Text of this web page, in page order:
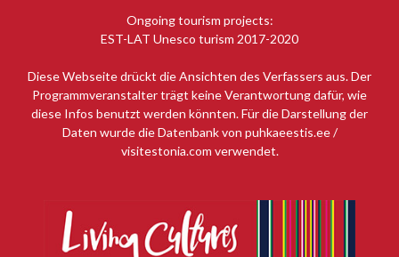
Ongoing tourism projects:
EST-LAT Unesco turism 2017-2020
Diese Webseite drückt die Ansichten des Verfassers aus. Der
Programmveranstalter trägt keine Verantwortung dafür, wie
diese Infos benutzt werden könnten. Für die Darstellung der
Daten wurde die Datenbank von puhkaeestis.ee /
visitestonia.com verwendet.